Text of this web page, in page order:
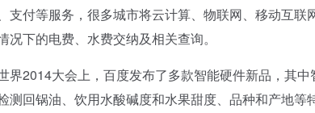
支付等服务，很多城市将云计算、物联网、移动互
下的电费、水费交纳及相关查询。
2014大会上，百度发布了多款智能硬件新品，其中
测回锅油、饮用水酸碱度和水果甜度、品种和产地